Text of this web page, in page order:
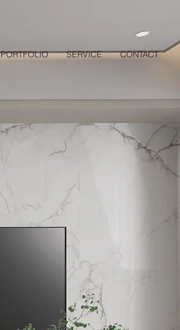
PORTFOLIO SERVICE CONTACT